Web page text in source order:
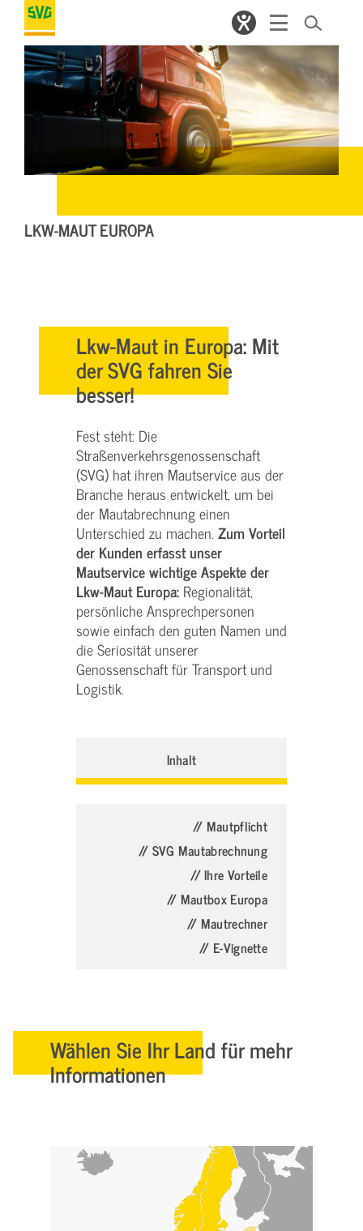
LKW-MAUT EUROPA
Lkw-Maut in Europa: Mit
der SVG fahren Sie
besser!
Fest steht: Die
Straßenverkehrsgenossenschaft
(SVG) hat ihren Mautservice aus der
Branche heraus entwickelt, um bei
der Mautabrechnung einen
Unterschied zu machen. Zum Vorteil
der Kunden erfasst unser
Mautservice wichtige Aspekte der
Lkw-Maut Europa: Regionalität,
persönliche Ansprechpersonen
sowie einfach den guten Namen und
die Seriosität unserer
Genossenschaft für Transport und
Logistik.
Inhalt
// Mautpflicht
// SVG Mautabrechnung
// Ihre Vorteile
// Mautbox Europa
// Mautrechner
// E-Vignette
Wählen Sie Ihr Land für mehr
Informationen